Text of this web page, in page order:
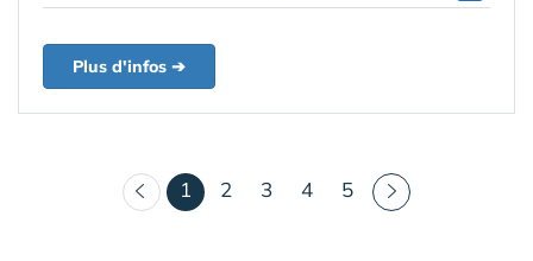
Plus d'infos ➔
1 (courant)
2 3 4 5